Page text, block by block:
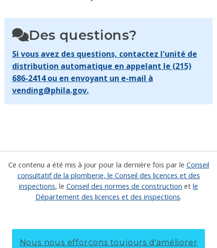
Des questions?
Si vous avez des questions, contactez l'unité de
distribution automatique en appelant le (215)
686-2414 ou en envoyant un e-mail à
vending@phila.gov.
Ce contenu a été mis à jour pour la dernière fois par le Conseil
consultatif de la plomberie, le Conseil des licences et des
inspections, le Conseil des normes de construction et le
Département des licences et des inspections.
Nous nous efforçons toujours d'améliorer